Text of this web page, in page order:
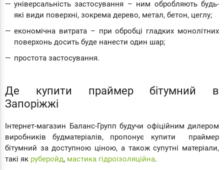
універсальність застосування – ним обробляють будь-
які види поверхні, зокрема дерево, метал, бетон, цеглу;
економічна витрата – при обробці гладких монолітних
поверхонь досить буде нанести один шар;
простота застосування.
Де купити праймер бітумний в
Запоріжжі
Інтернет-магазин Баланс-Групп будучи офіційним дилером
виробників будматеріалів, пропонує купити праймер
бітумний за доступною ціною, а також супутні матеріали,
такі як руберойд, мастика гідроізоляційна.